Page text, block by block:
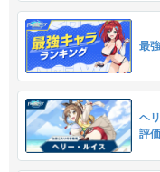
最
ヘ
評